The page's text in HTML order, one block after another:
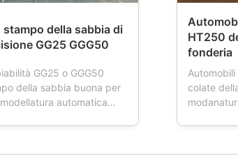
stampo della sabbia di
GG25 GGG50
GG25 o GGG50
della sabbia buona per
automatica
HT250
fonderia
colate